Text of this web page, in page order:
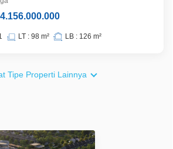
4.156.000.000
LT : 98 m² LB : 126 m²
Tipe Properti Lainnya